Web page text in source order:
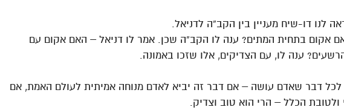
לנו דו-שיח מעניין בין הקב”ה לדניאל.
אקום בתחית המתים? ענה לו הקב”ה שכן. אמר לו דניאל – האם אקום עם
ענה לו, עם הצדיקים, אלו שזכו באמונה.
לכל דבר שאדם עושה – אם דבר זה יביא לאדם מנוחה אמיתית לעולם האמת, אם
ולטובת הכלל – הרי הוא טוב וצדיק.